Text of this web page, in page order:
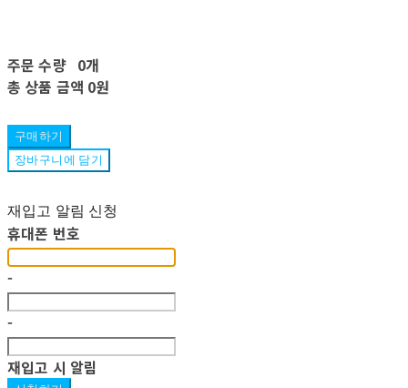
주문 수량 0개
총 상품 금액 0원
구매하기
장바구니에 담기
재입고 알림 신청
휴대폰 번호
-
-
재입고 시 알림